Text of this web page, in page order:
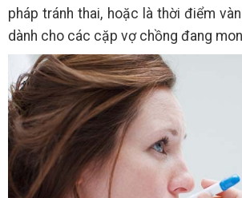
pháp tránh thai, hoặc là thời điểm
dành cho các cặp vợ chồng đang